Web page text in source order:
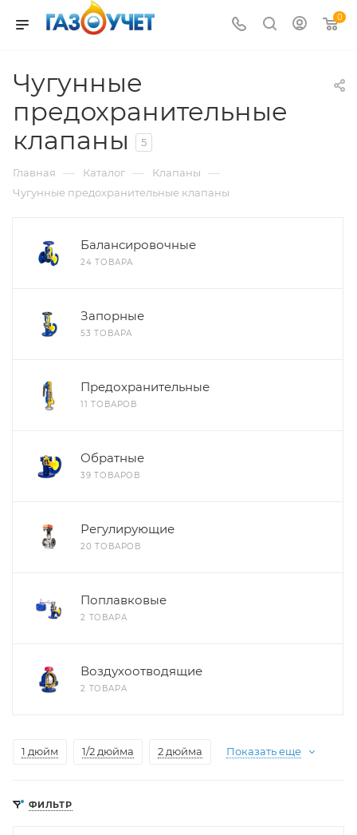
0
Чугунные
предохранительные
клапаны
5
Главная — Каталог — Клапаны —
Чугунные предохранительные клапаны
Балансировочные
24 ТОВАРА
Запорные
53 ТОВАРА
Предохранительные
11 ТОВАРОВ
Обратные
39 ТОВАРОВ
Регулирующие
20 ТОВАРОВ
Поплавковые
2 ТОВАРА
Воздухоотводящие
2 ТОВАРА
1 дюйм 1/2 дюйма 2 дюйма Показать еще
ФИЛЬТР